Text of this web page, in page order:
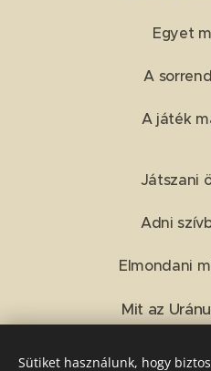
Egyet
A
A játék
Játszani
Adni
Elmondani
Mit az
Sütiket használunk, hogy